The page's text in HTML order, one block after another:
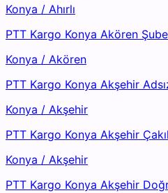
Konya / Ahırlı
PTT Kargo Konya Akören
Konya / Akören
PTT Kargo Konya Akşehir
Konya / Akşehir
PTT Kargo Konya Akşehir
Konya / Akşehir
PTT Kargo Konya Akşehir